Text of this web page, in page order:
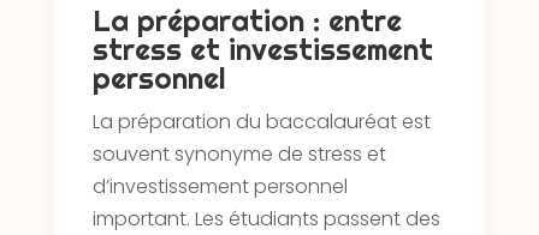
La préparation : entre
stress et investissement
personnel
La préparation du baccalauréat est
souvent synonyme de stress et
d’investissement personnel
important. Les étudiants passent des